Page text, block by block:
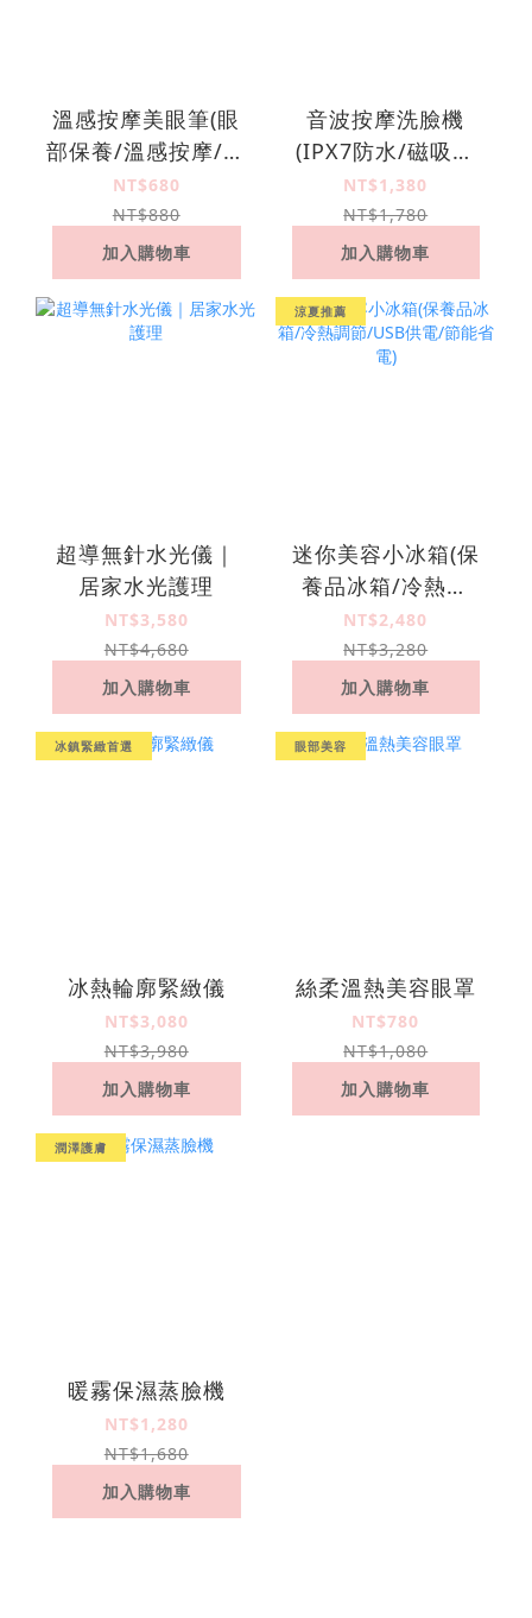
溫感按摩美眼筆(眼
部保養/溫感按摩/眼
周導入儀)
NT$680
NT$880
加入購物車
音波按摩洗臉機
(IPX7防水/磁吸充
電/矽膠刷毛)
NT$1,380
NT$1,780
加入購物車
超導無針水光儀｜
居家水光護理
NT$3,580
NT$4,680
加入購物車
涼夏推薦
迷你美容小冰箱(保
養品冰箱/冷熱調
節/USB供電/節能省
電)
NT$2,480
NT$3,280
加入購物車
冰鎮緊緻首選
冰熱輪廓緊緻儀
NT$3,080
NT$3,980
加入購物車
眼部美容
絲柔溫熱美容眼罩
NT$780
NT$1,080
加入購物車
潤澤護膚
暖霧保濕蒸臉機
NT$1,280
NT$1,680
加入購物車